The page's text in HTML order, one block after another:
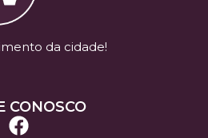
da cidade!
CONOSCO